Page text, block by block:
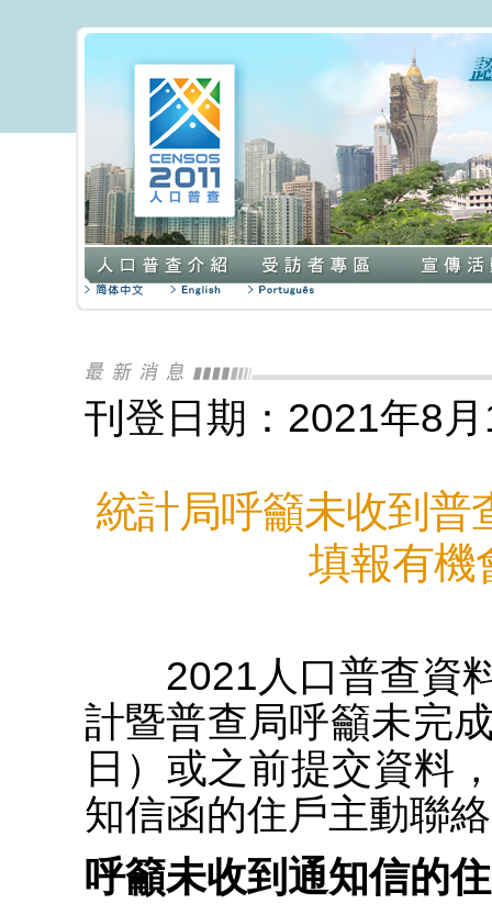
刊登日期：2021年8
統計局呼籲未收到普
填報有機
2021人口普查資料
計暨普查局呼籲未完
日）或之前提交資料
知信函的住戶主動聯
呼籲未收到通知信的